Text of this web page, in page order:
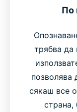
По
трябва да
позволява
сякаш все
страна,